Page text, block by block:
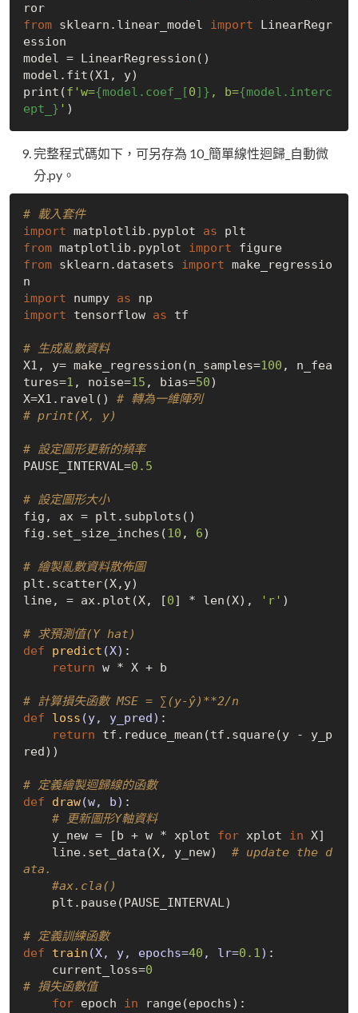
ror
from sklearn.linear_model import LinearRegr
ession
model = LinearRegression()
model.fit(X1, y)
print(f'w={model.coef_[0]} , b={model.interc
ept_} '
完整程式碼如下，可另存為 10_簡單線性迴歸_自動微
分.py。
# 載入套件
import matplotlib.pyplot as
from matplotlib.pyplot import
figure
from sklearn.datasets import make_regressio
import numpy as
import tensorflow as tf
# 生成亂數資料
X1, y= make_regression(n_samples=100 , n_fea
tures=1 , noise=15 , bias=50)
X=X1.ravel() # 轉為一維陣列
# print(X, y)
# 設定圖形更新的頻率
PAUSE_INTERVAL=0.5
# 設定圖形大小
fig, ax = plt.subplots()
fig.set_size_inches(10 , 6)
# 繪製亂數資料散佈圖
plt.scatter(X,y)
line, = ax.plot(X, [0] * len(X), 'r' )
# 求預測值(Y hat)
def
predict (X) :
return w * X + b
# 計算損失函數 MSE = ∑(y-ŷ)**2/n
def
loss (y, y_pred) :
return tf.reduce_mean(tf.square(y - y_p
red))
# 定義繪製迴歸線的函數
def
draw(w, b) :
# 更新圖形Y軸資料
    y_new = [b + w * xplot
for xplot in X]
    line.set_data(X, y_new)
# update the d
ata.
#ax.cla()
# 定義訓練函數
def
train (X, y, epochs=40 , lr=0.1) :
    current_loss=
0
# 損失函數值
for epoch in